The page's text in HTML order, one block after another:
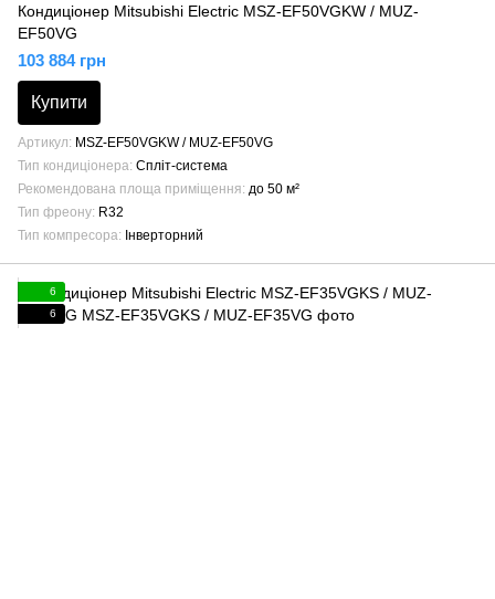
Кондиціонер Mitsubishi Electric MSZ-EF50VGKW / MUZ-
EF50VG
103 884 грн
Купити
Артикул
MSZ-EF50VGKW / MUZ-EF50VG
Тип кондиціонера Спліт-система
Рекомендована площа приміщення до 50 м²
Тип фреону R32
Тип компресора
Інверторний
6
6